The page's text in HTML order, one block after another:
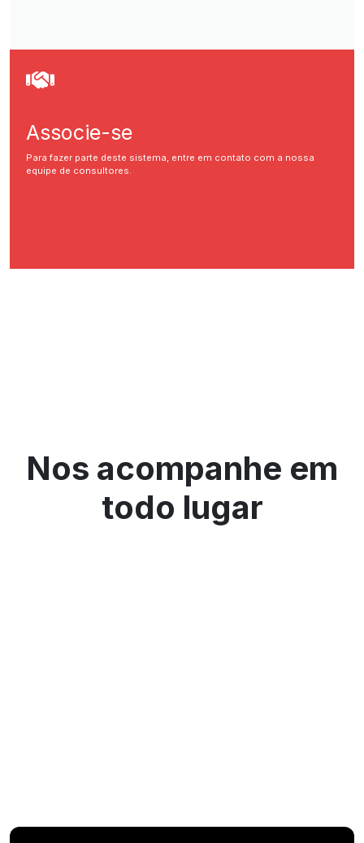
Associe-se
Para fazer parte deste sistema, entre em contato com a nossa
equipe de consultores.
Nos acompanhe em
todo lugar